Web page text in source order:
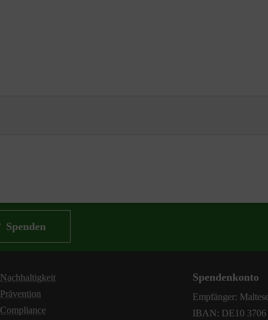
Spenden
Nachhaltigkeit
Prävention
Compliance
Spendenkonto
Empfänger:
IBAN: DE10 3706